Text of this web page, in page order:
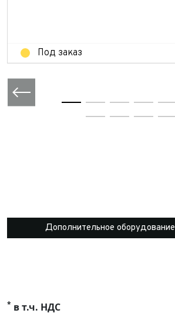
Под заказ
Дополнительное оборудование
* в т.ч. НДС